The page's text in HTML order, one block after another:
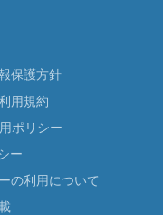
保護方針
用規約
ポリシー
ー
の利用について